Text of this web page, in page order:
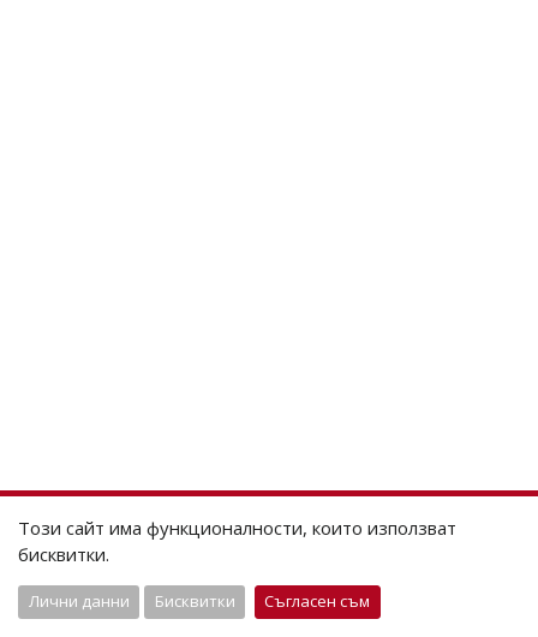
Този сайт има функционалности, които използват
бисквитки.
Лични данни Бисквитки Съгласен съм